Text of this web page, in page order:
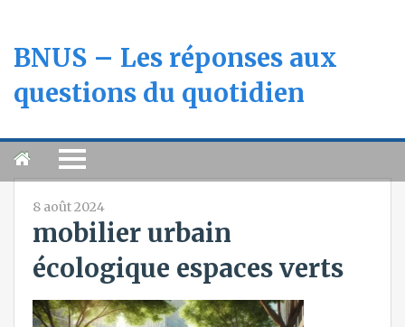
BNUS – Les réponses aux
questions du quotidien
8 août 2024
mobilier urbain
écologique espaces verts